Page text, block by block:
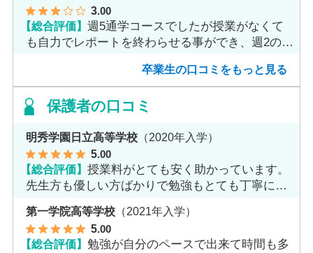
3.00
【総合評価】週5通学コースでしたが授業がなくて
も自力でレポートを終わらせる事ができ、週2のコ
卒業生の口コミをもっと見る
保護者の口コミ
明秀学園日立高等学校 （2020年入学）
5.00
【総合評価】授業料がとても安く助かっています。
先生方も優しい方ばかりで勉強もとても丁寧に教
第一学院高等学校 （2021年入学）
5.00
【総合評価】勉強が自分のペースで出来て時間も多